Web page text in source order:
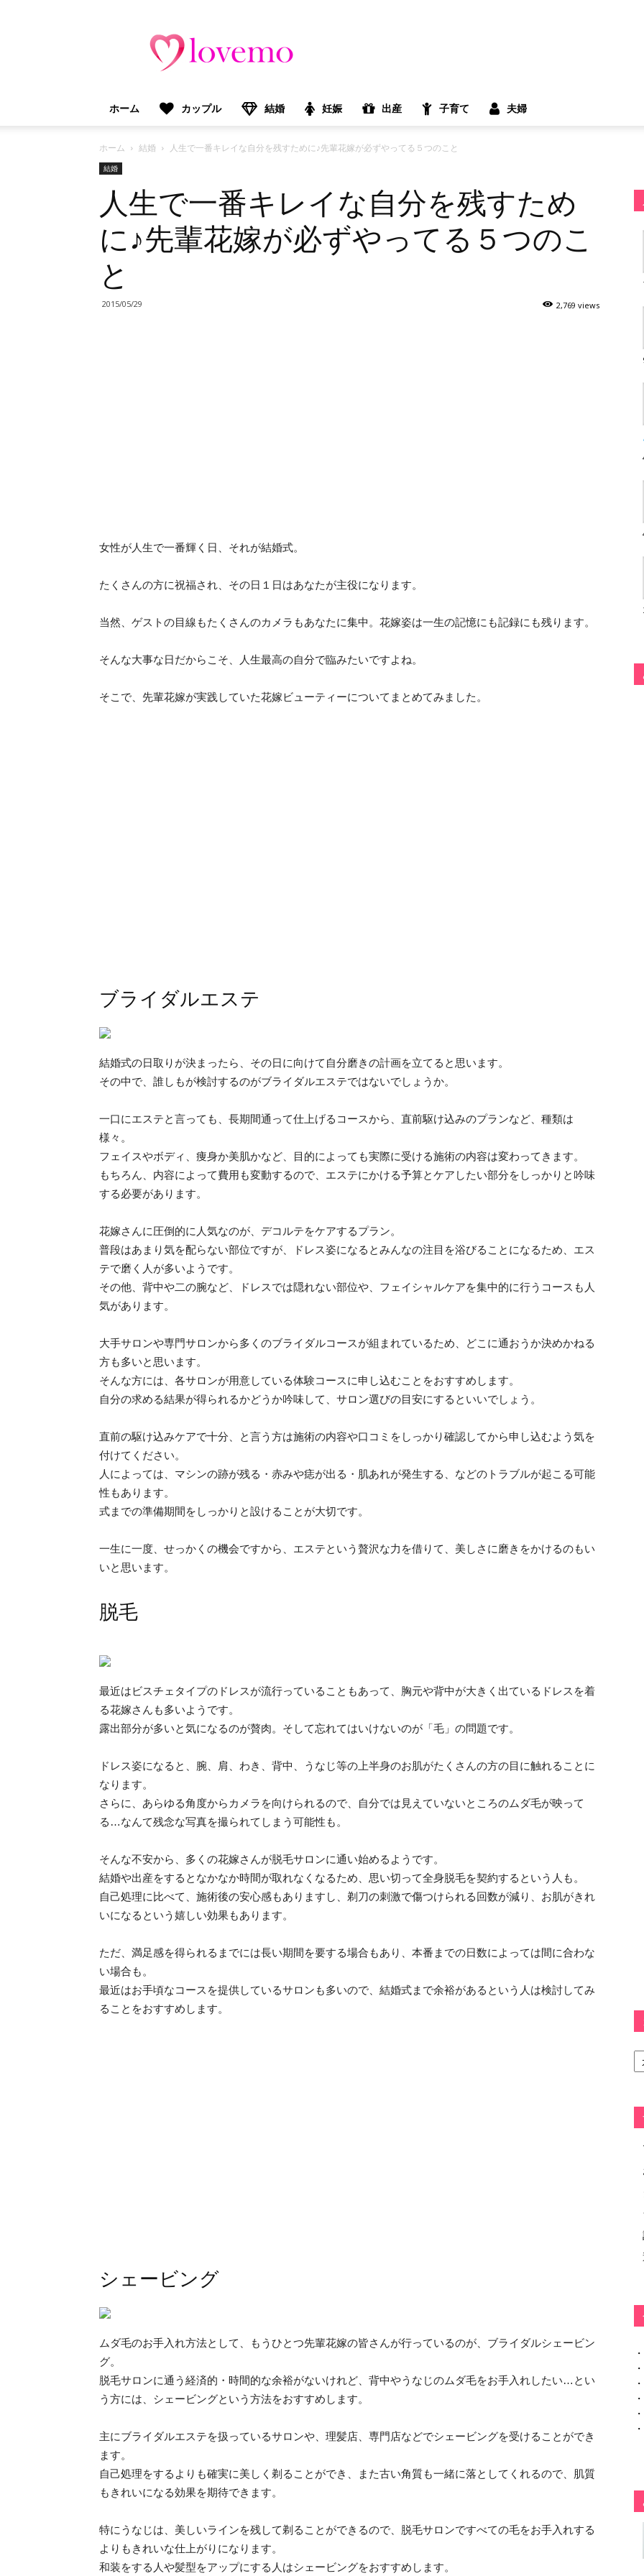
モ）：
プ
マ
け
情
メ
デ
ホーム カップル 結婚 妊娠 出産 子育て 夫婦
ホーム 結婚 人生で一番キレイな自分を残すために♪先輩花嫁が必ずやってる５つのこと
結婚
人生で一番キレイな自分を残すため
に♪先輩花嫁が必ずやってる５つのこ
と
2015/05/29 2,769 views
女性が人生で一番輝く日、それが結婚式。
たくさんの方に祝福され、その日１日はあなたが主役になります。
当然、ゲストの目線もたくさんのカメラもあなたに集中。花嫁姿は一生の記憶にも記録にも残ります。
そんな大事な日だからこそ、人生最高の自分で臨みたいですよね。
そこで、先輩花嫁が実践していた花嫁ビューティーについてまとめてみました。
ブライダルエステ
結婚式の日取りが決まったら、その日に向けて自分磨きの計画を立てると思います。
その中で、誰しもが検討するのがブライダルエステではないでしょうか。
一口にエステと言っても、長期間通って仕上げるコースから、直前駆け込みのプランなど、種類は
様々。
フェイスやボディ、痩身か美肌かなど、目的によっても実際に受ける施術の内容は変わってきます。
もちろん、内容によって費用も変動するので、エステにかける予算とケアしたい部分をしっかりと吟味
する必要があります。
花嫁さんに圧倒的に人気なのが、デコルテをケアするプラン。
普段はあまり気を配らない部位ですが、ドレス姿になるとみんなの注目を浴びることになるため、エス
テで磨く人が多いようです。
その他、背中や二の腕など、ドレスでは隠れない部位や、フェイシャルケアを集中的に行うコースも人
気があります。
大手サロンや専門サロンから多くのブライダルコースが組まれているため、どこに通おうか決めかねる
方も多いと思います。
そんな方には、各サロンが用意している体験コースに申し込むことをおすすめします。
自分の求める結果が得られるかどうか吟味して、サロン選びの目安にするといいでしょう。
直前の駆け込みケアで十分、と言う方は施術の内容や口コミをしっかり確認してから申し込むよう気を
付けてください。
人によっては、マシンの跡が残る・赤みや痣が出る・肌あれが発生する、などのトラブルが起こる可能
性もあります。
式までの準備期間をしっかりと設けることが大切です。
一生に一度、せっかくの機会ですから、エステという贅沢な力を借りて、美しさに磨きをかけるのもい
いと思います。
脱毛
最近はビスチェタイプのドレスが流行っていることもあって、胸元や背中が大きく出ているドレスを着
る花嫁さんも多いようです。
露出部分が多いと気になるのが贅肉。そして忘れてはいけないのが「毛」の問題です。
ドレス姿になると、腕、肩、わき、背中、うなじ等の上半身のお肌がたくさんの方の目に触れることに
なります。
さらに、あらゆる角度からカメラを向けられるので、自分では見えていないところのムダ毛が映って
る…なんて残念な写真を撮られてしまう可能性も。
そんな不安から、多くの花嫁さんが脱毛サロンに通い始めるようです。
結婚や出産をするとなかなか時間が取れなくなるため、思い切って全身脱毛を契約するという人も。
自己処理に比べて、施術後の安心感もありますし、剃刀の刺激で傷つけられる回数が減り、お肌がきれ
いになるという嬉しい効果もあります。
ただ、満足感を得られるまでには長い期間を要する場合もあり、本番までの日数によっては間に合わな
い場合も。
最近はお手頃なコースを提供しているサロンも多いので、結婚式まで余裕があるという人は検討してみ
ることをおすすめします。
シェービング
ムダ毛のお手入れ方法として、もうひとつ先輩花嫁の皆さんが行っているのが、ブライダルシェービン
グ。
脱毛サロンに通う経済的・時間的な余裕がないけれど、背中やうなじのムダ毛をお手入れしたい…とい
う方には、シェービングという方法をおすすめします。
主にブライダルエステを扱っているサロンや、理髪店、専門店などでシェービングを受けることができ
ます。
自己処理をするよりも確実に美しく剃ることができ、また古い角質も一緒に落としてくれるので、肌質
もきれいになる効果を期待できます。
特にうなじは、美しいラインを残して剃ることができるので、脱毛サロンですべての毛をお手入れする
よりもきれいな仕上がりになります。
和装をする人や髪型をアップにする人はシェービングをおすすめします。
カ
テ
ー
・
・
・
・
・
・